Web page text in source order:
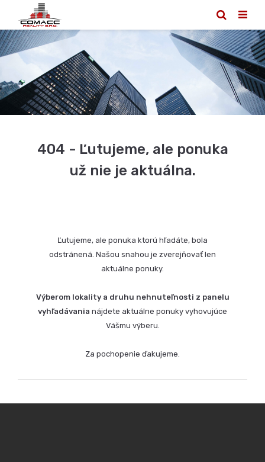
404 - Ľutujeme, ale ponuka
už nie je aktuálna.
Ľutujeme, ale ponuka ktorú hľadáte, bola
odstránená. Našou snahou je zverejňovať len
aktuálne ponuky.
Výberom lokality a druhu nehnuteľnosti z panelu
vyhľadávania nájdete aktuálne ponuky vyhovujúce
Vášmu výberu.
Za pochopenie ďakujeme.